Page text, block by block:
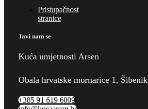
Pristupačnost
stranice
Javi nam se
Kuća umjetnosti Arsen
Obala hrvatske mornarice 1, Šibenik
+385 91 619 6009